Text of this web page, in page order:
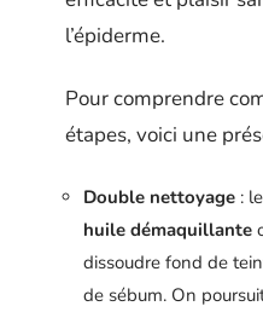
l’épiderme.
Pour comprendre
étapes, voici une
Double nettoyage :
huile démaquillante
dissoudre fond de
de sébum. On